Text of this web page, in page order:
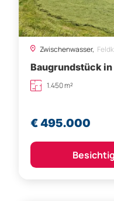
Zwischenwasser,
Baugrundstück
1.450 m²
€ 495.000